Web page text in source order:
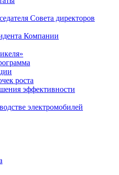
Совета директоров
Компании
роста
эффективности
электромобилей